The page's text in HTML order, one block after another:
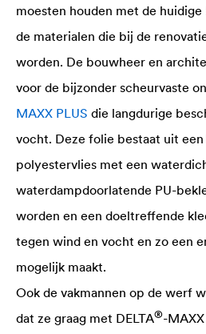
moesten houden met de
de materialen die bij de
worden. De bouwheer en
voor de bijzonder scheurvaste
MAXX PLUS die langdurige
vocht. Deze folie bestaat uit
polyestervlies met een
waterdampdoorlatende PU-
worden en een doeltreffende
tegen wind en vocht en zo een
mogelijk maakt.
Ook de vakmannen op de werf
dat ze graag met DELTA®-